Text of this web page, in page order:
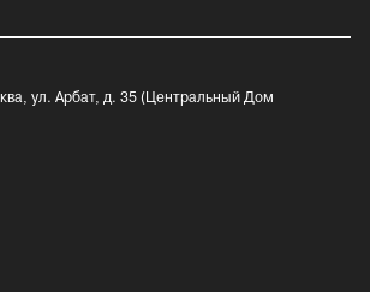
ул. Арбат, д. 35 (Центральный Дом